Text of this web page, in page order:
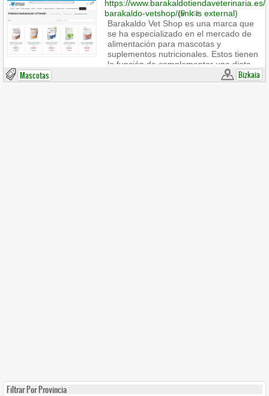
https://www.barakaldotiendaveterinaria.es/
barakaldo-vetshop/(link is external)
Barakaldo Vet Shop es una marca que
se ha especializado en el mercado de
alimentación para mascotas y
suplementos nutricionales. Estos tienen
la función de complementar una dieta
balanceada, aportando los nutrientes
necesarios para que tu mascota se
Bizkaia
Mascotas
Filtrar Por Provincia